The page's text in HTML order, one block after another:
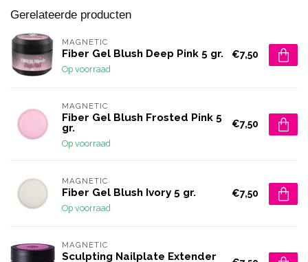
Gerelateerde producten
MAGNETIC
Fiber Gel Blush Deep Pink 5 gr.
Op voorraad
€7,50
MAGNETIC
Fiber Gel Blush Frosted Pink 5
gr.
Op voorraad
€7,50
MAGNETIC
Fiber Gel Blush Ivory 5 gr.
Op voorraad
€7,50
MAGNETIC
Sculpting Nailplate Extender